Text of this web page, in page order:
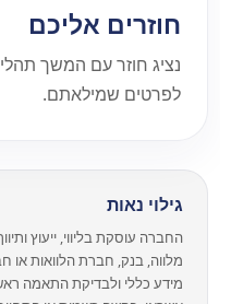
חוזרים אליכם
נציג חוזר עם המשך
לפרטים שמילאתם.
גילוי נאות
החברה עוסקת בליווי, ייעוץ
מלווה, בנק, חברת הלוואות או
מידע כללי ולבדיקת התאמה